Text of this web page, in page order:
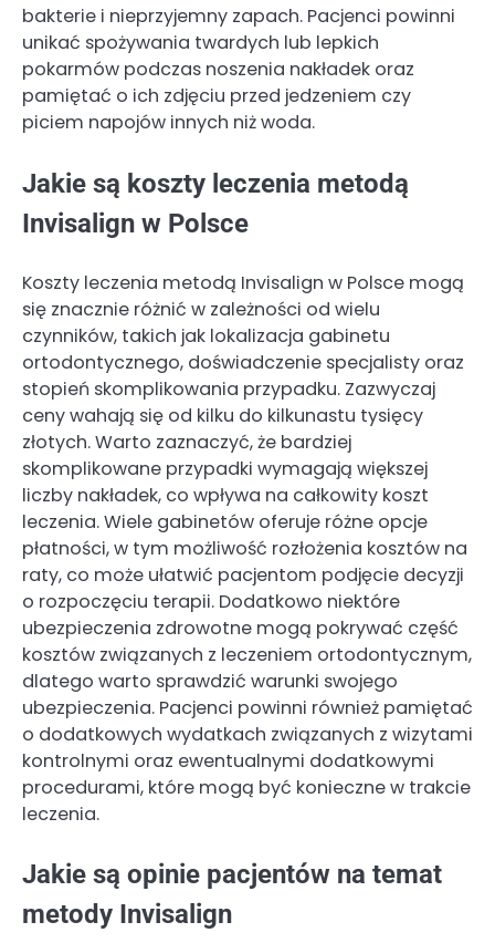
bakterie i nieprzyjemny zapach. Pacjenci powinni
unikać spożywania twardych lub lepkich
pokarmów podczas noszenia nakładek oraz
pamiętać o ich zdjęciu przed jedzeniem czy
piciem napojów innych niż woda.
Jakie są koszty leczenia metodą
Invisalign w Polsce
Koszty leczenia metodą Invisalign w Polsce mogą
się znacznie różnić w zależności od wielu
czynników, takich jak lokalizacja gabinetu
ortodontycznego, doświadczenie specjalisty oraz
stopień skomplikowania przypadku. Zazwyczaj
ceny wahają się od kilku do kilkunastu tysięcy
złotych. Warto zaznaczyć, że bardziej
skomplikowane przypadki wymagają większej
liczby nakładek, co wpływa na całkowity koszt
leczenia. Wiele gabinetów oferuje różne opcje
płatności, w tym możliwość rozłożenia kosztów na
raty, co może ułatwić pacjentom podjęcie decyzji
o rozpoczęciu terapii. Dodatkowo niektóre
ubezpieczenia zdrowotne mogą pokrywać część
kosztów związanych z leczeniem ortodontycznym,
dlatego warto sprawdzić warunki swojego
ubezpieczenia. Pacjenci powinni również pamiętać
o dodatkowych wydatkach związanych z wizytami
kontrolnymi oraz ewentualnymi dodatkowymi
procedurami, które mogą być konieczne w trakcie
leczenia.
Jakie są opinie pacjentów na temat
metody Invisalign